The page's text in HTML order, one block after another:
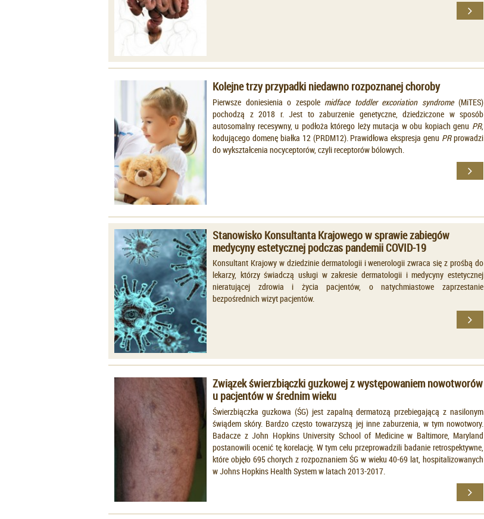
Kolejne trzy przypadki niedawno rozpoznanej choroby
Pierwsze doniesienia o zespole midface toddler excoriation syndrome(MiTES)
pochodzą z 2018 r. Jest to zaburzenie genetyczne, dziedziczone w sposób
autosomalny recesywny, u podłoża którego leży mutacja w obu kopiach genu PR,
kodującego domenę białka 12 (PRDM12). Prawidłowa ekspresja genu PRprowadzi
do wykształcenia nocyceptorów, czyli receptorów bólowych.
Stanowisko Konsultanta Krajowego w sprawie zabiegów
medycyny estetycznej podczas pandemii COVID-19
Konsultant Krajowy w dziedzinie dermatologii i wenerologii zwraca się z prośbą do
lekarzy, którzy świadczą usługi w zakresie dermatologii i medycyny estetycznej
nieratującej zdrowia i życia pacjentów, o natychmiastowe zaprzestanie
bezpośrednich wizyt pacjentów.
Związek świerzbiączki guzkowej z występowaniem nowotworów
u pacjentów w średnim wieku
Świerzbiączka guzkowa (ŚG) jest zapalną dermatozą przebiegającą z nasilonym
świądem skóry. Bardzo często towarzyszą jej inne zaburzenia, w tym nowotwory.
Badacze z John Hopkins University School of Medicine w Baltimore, Maryland
postanowili ocenić tę korelację. W tym celu przeprowadzili badanie retrospektywne,
które objęło 695 chorych z rozpoznaniem ŚG w wieku 40-69 lat, hospitalizowanych
w Johns Hopkins Health System w latach 2013-2017.